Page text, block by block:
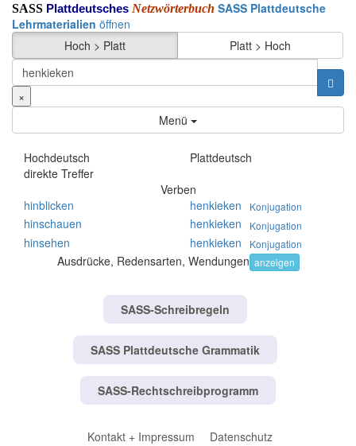
SASS Plattdeutsches Netzwörterbuch SASS Plattdeutsche
Lehrmaterialien öffnen
Hoch > Platt
Platt > Hoch
×
Menü
Hochdeutsch
Plattdeutsch
direkte Treffer
Verben
hinblicken
henkieken Konjugation
hinschauen henkieken Konjugation
hinsehen henkieken Konjugation
Ausdrücke, Redensarten, Wendungen anzeigen
SASS-Schreibregeln
SASS Plattdeutsche Grammatik
SASS-Rechtschreibprogramm
Kontakt + Impressum
Datenschutz